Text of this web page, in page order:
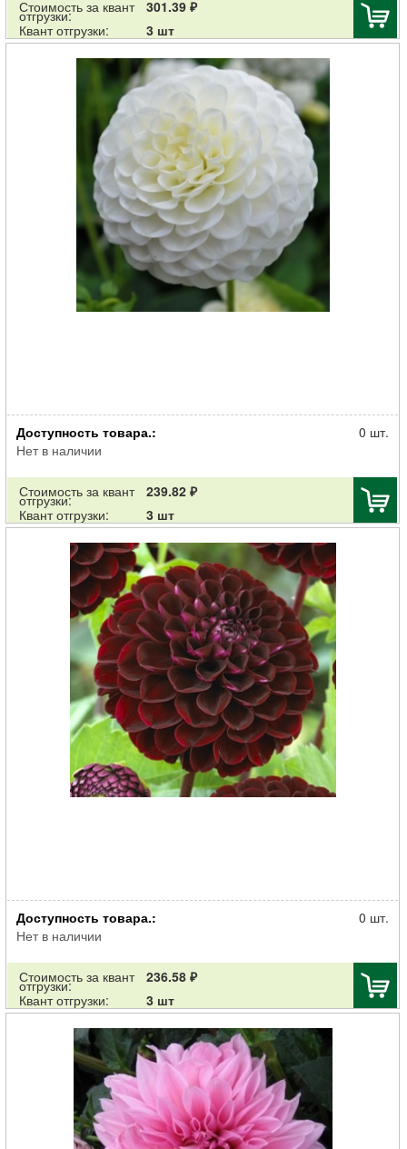
Стоимость за квант
отгрузки:
301.39 ₽
Квант отгрузки:
3 шт
Клубень НВМ Георгина Шаровидная Бум Бум Вайт (II) 1шт
Доступность товара.:
Нет в наличии
0 шт.
Стоимость за квант
отгрузки:
239.82 ₽
Квант отгрузки:
3 шт
Клубень НВМ Георгина Шаровидная Дарк Спирит (II) 1шт
Доступность товара.:
Нет в наличии
0 шт.
Стоимость за квант
отгрузки:
236.58 ₽
Квант отгрузки:
3 шт